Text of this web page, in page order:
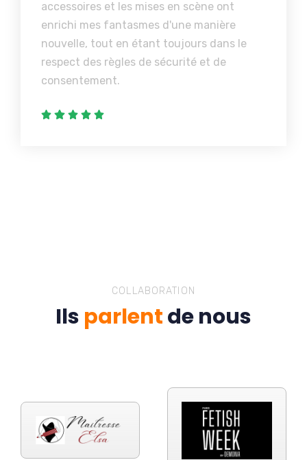
accessoires et les mises en scène ont
enrichi mes fantasmes d'une manière
nouvelle, tout en étant toujours dans le
respect des règles de sécurité et de
consentement.
COLLABORATION
Ils parlentde nous